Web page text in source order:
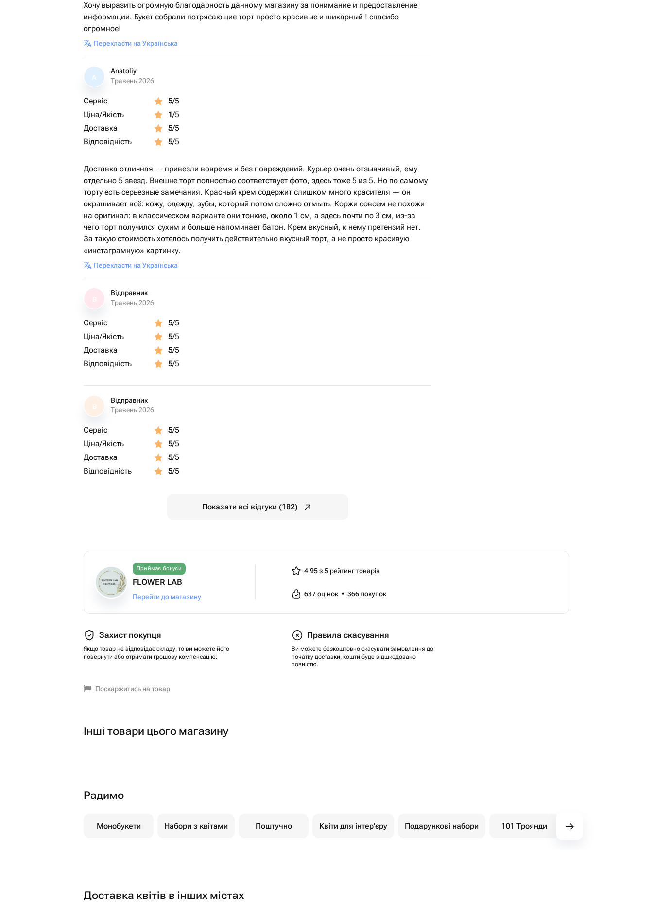
Хочу выразить огромную благодарность данному магазину за понимание и предоставление
информации. Букет собрали потрясающие торт просто красивые и шикарный ! спасибо
огромное!
Перекласти на Українська
A
Anatoliy
Травень 2026
Сервіс 5/5
Ціна/Якість
1/5
Доставка
5/5
Відповідність
5/5
Доставка отличная — привезли вовремя и без повреждений. Курьер очень отзывчивый, ему
отдельно 5 звезд. Внешне торт полностью соответствует фото, здесь тоже 5 из 5. Но по самому
торту есть серьезные замечания. Красный крем содержит слишком много красителя — он
окрашивает всё: кожу, одежду, зубы, который потом сложно отмыть. Коржи совсем не похожи
на оригинал: в классическом варианте они тонкие, около 1 см, а здесь почти по 3 см, из-за
чего торт получился сухим и больше напоминает батон. Крем вкусный, к нему претензий нет.
За такую стоимость хотелось получить действительно вкусный торт, а не просто красивую
«инстаграмную» картинку.
Перекласти на Українська
Відправник
Травень 2026
Сервіс 5/5
Ціна/Якість
5/5
Доставка
5/5
Відповідність
5/5
В
Відправник
Травень 2026
Сервіс 5/5
Ціна/Якість
5/5
Доставка
5/5
Відповідність
5/5
Показати всі відгуки (182)
Приймає бонуси
FLOWER LAB
Перейти до магазину
4.95 з 5 рейтинг товарів
637оцінок • 366 покупок
Захист покупця
Якщо товар не відповідає складу, то ви можете його
повернути або отримати грошову компенсацію.
Правила скасування
Ви можете безкоштовно скасувати замовлення до
початку доставки, кошти буде відшкодовано
повністю.
Поскаржитись на товар
Інші товари цього магазину
Радимо
Монобукети Набори з квітами Поштучно Квіти для інтер'єру Подарункові набори 101 Троянди
Доставка квітів в інших містах